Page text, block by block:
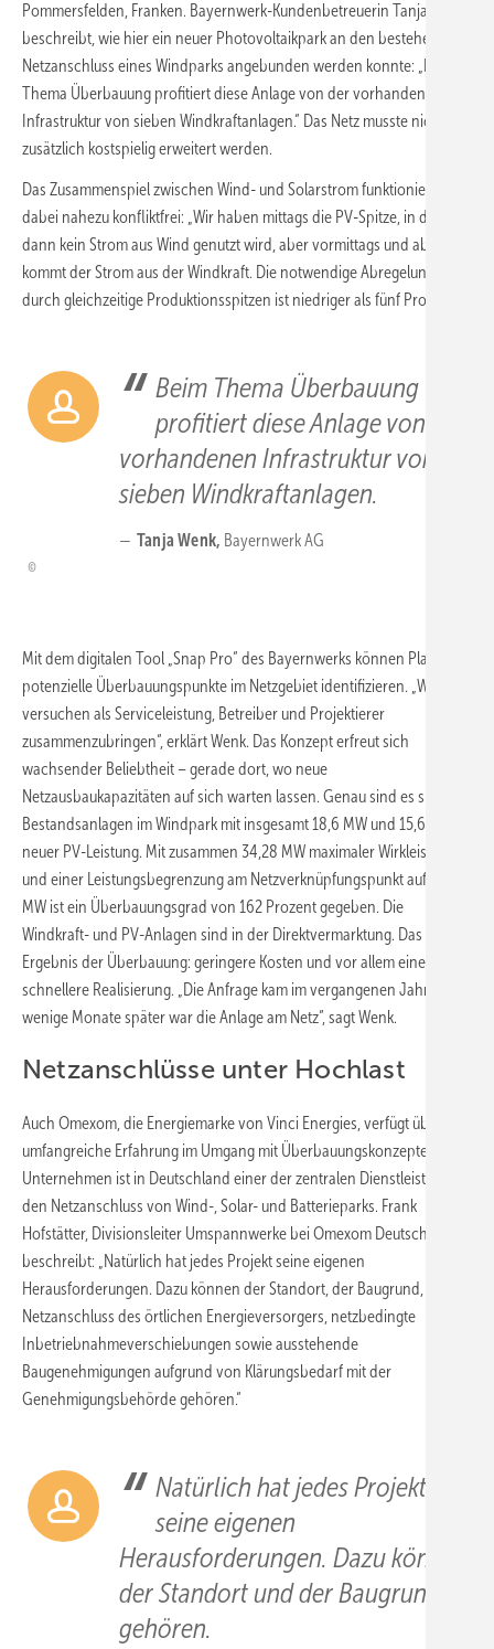
Pommersfelden, Franken. Bayernwerk-Kundenbetreuerin Tanja Wenk
beschreibt, wie hier ein neuer Photovoltaikpark an den bestehenden
Netzanschluss eines Windparks angebunden werden konnte: „Beim
Thema Überbauung profitiert diese Anlage von der vorhandenen
Infrastruktur von sieben Windkraftanlagen.“ Das Netz musste nicht
zusätzlich kostspielig erweitert werden.
Das Zusammenspiel zwischen Wind- und Solarstrom funktioniert
dabei nahezu konfliktfrei: „Wir haben mittags die PV-Spitze, in der
dann kein Strom aus Wind genutzt wird, aber vormittags und abends
kommt der Strom aus der Windkraft. Die notwendige Abregelung
durch gleichzeitige Produktionsspitzen ist niedriger als fünf Prozent.“
Beim Thema Überbauung
profitiert diese Anlage von der
vorhandenen Infrastruktur von
sieben Windkraft­anlagen.
Tanja Wenk, Bayernwerk AG
Mit dem digitalen Tool „Snap Pro“ des Bayernwerks können Planer
potenzielle Überbauungspunkte im Netzgebiet identifizieren. „Wir
versuchen als Serviceleistung, Betreiber und Projektierer
zusammenzubringen“, erklärt Wenk. Das Konzept erfreut sich
wachsender Beliebtheit – gerade dort, wo neue
Netzausbaukapazitäten auf sich warten lassen. Genau sind es sieben
Bestandsanlagen im Windpark mit insgesamt 18,6 MW und 15,68 MW
neuer PV-Leistung. Mit zusammen 34,28 MW maximaler Wirkleistung
und einer Leistungsbegrenzung am Netzverknüpfungspunkt auf 21,16
MW ist ein Überbauungsgrad von 162 Prozent gegeben. Die
Windkraft- und PV-Anlagen sind in der Direktvermarktung. Das
Ergebnis der Überbauung: geringere Kosten und vor allem eine
schnellere Realisierung. „Die Anfrage kam im vergangenen Jahr, und
wenige Monate später war die Anlage am Netz“, sagt Wenk.
Netzanschlüsse unter Hochlast
Auch Omexom, die Energiemarke von Vinci Energies, verfügt über
umfangreiche Erfahrung im Umgang mit Überbauungskonzepten. Das
Unternehmen ist in Deutschland einer der zentralen Dienstleister für
den Netzanschluss von Wind-, Solar- und Batterieparks. Frank
Hofstätter, Divisionsleiter Umspannwerke bei Omexom Deutschland,
beschreibt: „Natürlich hat jedes Projekt seine eigenen
Herausforderungen. Dazu können der Standort, der Baugrund, der
Netzanschluss des örtlichen Energieversorgers, netzbedingte
Inbetriebnahmeverschiebungen sowie ausstehende
Baugenehmigungen aufgrund von Klärungsbedarf mit der
Genehmigungsbehörde gehören.“
Natürlich hat jedes Projekt
seine eigenen
Herausforderungen. Dazu können
der Standort und der Baugrund
gehören.